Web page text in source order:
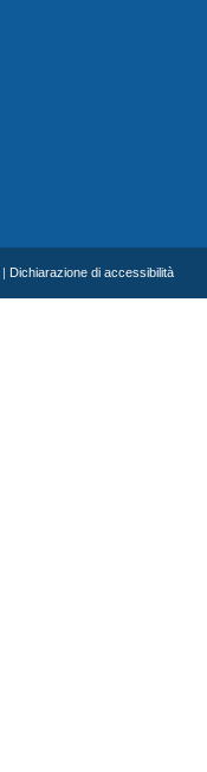
Dichiarazione di accessibilità